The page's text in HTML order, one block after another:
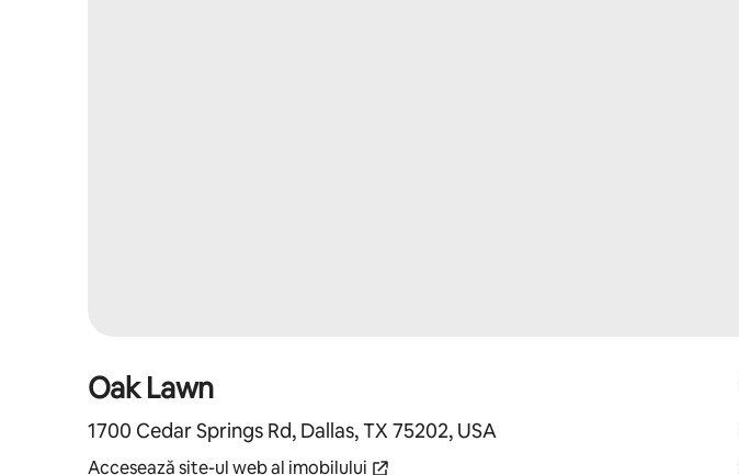
Oak Lawn
1700 Cedar Springs Rd, Dallas, TX 75202, USA
Accesează site-ul web al imobilului